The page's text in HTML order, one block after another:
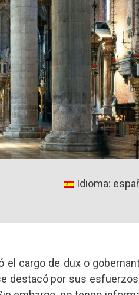
Idioma:
el cargo de dux o
destacó por sus